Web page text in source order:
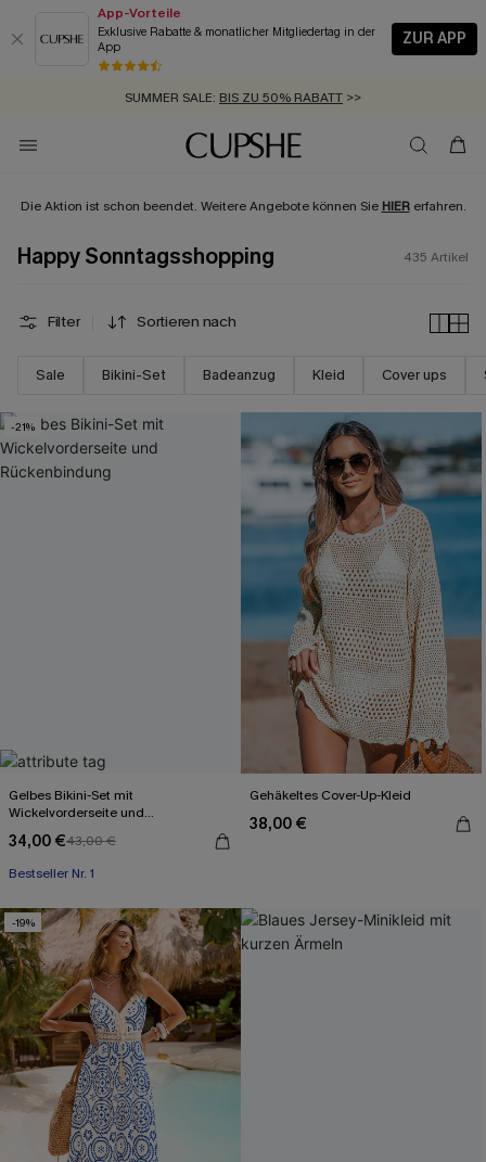
App-Vorteile
Exklusive Rabatte & monatlicher Mitgliedertag in der
App
ZUR APP
GRATIS MASSBAND MIT JEDEM SCHNELLVERSAND-ARTIKEL >>
SUMMER SALE:
ZUM NEWSLETTER:BIS ZU -20% EXTRA ERHALTEN
KOSTENLOSER VERSAND AB 89 €
Die Aktion ist schon beendet. Weitere Angebote können Sie HIERerfahren.
Happy Sonntagsshopping 435 Artikel
Filter Sortieren nach
Sale Bikini-Set Badeanzug Kleid Cover ups
-21%
Gelbes Bikini-Set mit
Wickelvorderseite und
34,00 €43,00 €
Bestseller Nr. 1
Gehäkeltes Cover-Up-Kleid
38,00 €
-19%